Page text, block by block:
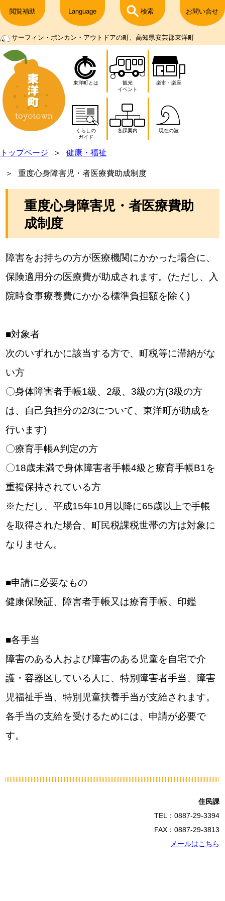
閲覧補助 Language 検索 お問い合せ
サーフィン・ポンカン・アウトドアの町、高知県安芸郡東洋町
東洋町とは
観光
イベント
楽市・楽座
くらしの
ガイド
各課案内 現在の波
トップページ 健康・福祉
重度心身障害児・者医療費助成制度
重度心身障害児・者医療費助
成制度
障害をお持ちの方が医療機関にかかった場合に、
保険適用分の医療費が助成されます。(ただし、入
院時食事療養費にかかる標準負担額を除く)
■対象者
次のいずれかに該当する方で、町税等に滞納がな
い方
〇身体障害者手帳1級、2級、3級の方(3級の方
は、自己負担分の2/3について、東洋町が助成を
行います)
〇療育手帳A判定の方
〇18歳未満で身体障害者手帳4級と療育手帳B1を
重複保持されている方
※ただし、平成15年10月以降に65歳以上で手帳
を取得された場合、町民税課税世帯の方は対象に
なりません。
■申請に必要なもの
健康保険証、障害者手帳又は療育手帳、印鑑
■各手当
障害のある人および障害のある児童を自宅で介
護・容器区している人に、特別障害者手当、障害
児福祉手当、特別児童扶養手当が支給されます。
各手当の支給を受けるためには、申請が必要で
す。
住民課
TEL：0887-29-3394
FAX：0887-29-3813
メールはこちら